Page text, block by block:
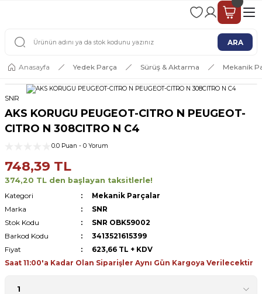
2 - 4 İŞ GÜNÜ İÇERİSİNDE KARGO
ARA
Anasayfa Yedek Parça Sürüş & Aktarma Mekanik
SNR
AKS KORUGU PEUGEOT-CITRO N PEUGEOT-
CITRO N 308CITRO N C4
0.0 Puan - 0 Yorum
748,39 TL
374,20 TL den başlayan taksitlerle!
Kategori
Mekanik Parçalar
Marka
SNR
Stok Kodu
SNR OBK59002
Barkod Kodu
3413521615399
Fiyat
623,66 TL + KDV
Saat 11:00'a Kadar Olan Siparişler Aynı Gün Kargoya Verilecektir